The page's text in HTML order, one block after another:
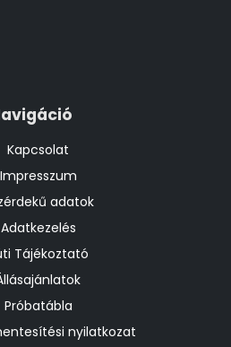
Kapcsolat
Impresszum
adatok
Adatkezelés
Tájékoztató
Próbatábla
nyilatkozat